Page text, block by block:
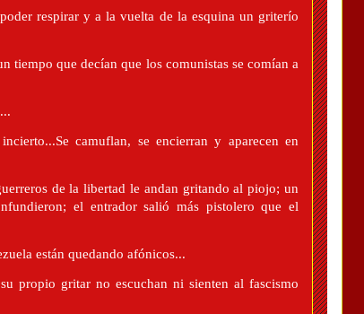
respirar y a la vuelta de la esquina un griterío
tiempo que decían que los comunistas se comían a
camuflan, se encierran y aparecen en
de la libertad le andan gritando al piojo; un
el entrador salió más pistolero que el
están quedando afónicos...
propio gritar no escuchan ni sienten al fascismo